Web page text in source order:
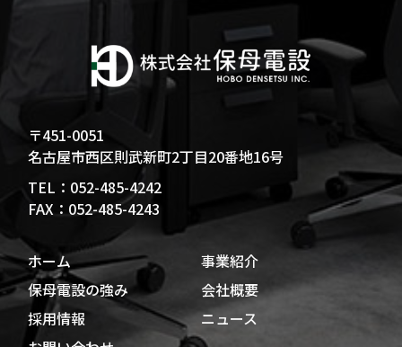
〒451-0051
名古屋市西区則武新町2丁目20番地16号
TEL：052-485-4242
FAX：052-485-4243
ホーム
事業紹介
保母電設の強み
会社概要
採用情報
ニュース